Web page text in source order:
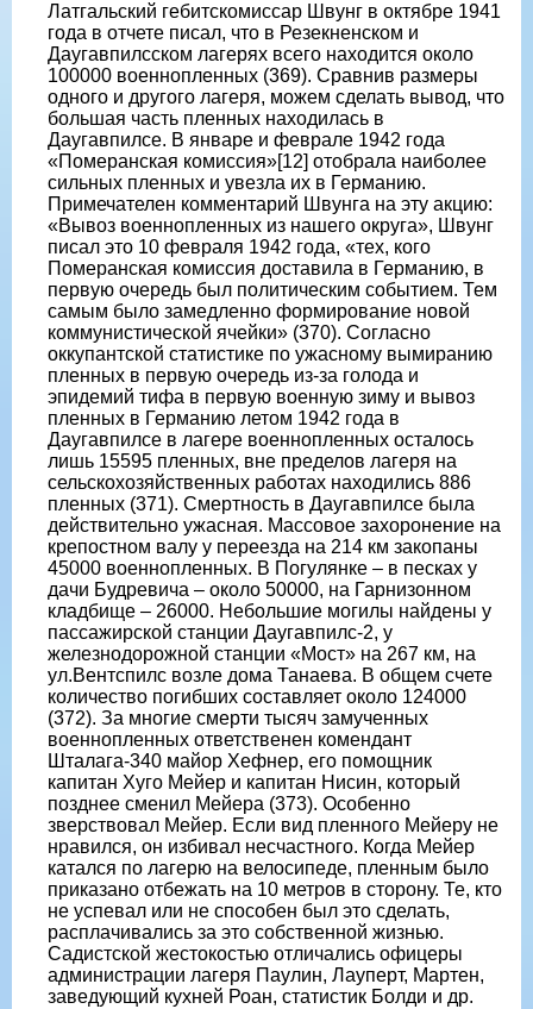
Латгальский гебитскомиссар Швунг в октябре 1941
года в отчете писал, что в Резекненском и
Даугавпилсском лагерях всего находится около
100000 военнопленных (369). Сравнив размеры
одного и другого лагеря, можем сделать вывод, что
большая часть пленных находилась в
Даугавпилсе. В январе и феврале 1942 года
«Померанская комиссия»[12] отобрала наиболее
сильных пленных и увезла их в Германию.
Примечателен комментарий Швунга на эту акцию:
«Вывоз военнопленных из нашего округа», Швунг
писал это 10 февраля 1942 года, «тех, кого
Померанская комиссия доставила в Германию, в
первую очередь был политическим событием. Тем
самым было замедленно формирование новой
коммунистической ячейки» (370). Согласно
оккупантской статистике по ужасному вымиранию
пленных в первую очередь из-за голода и
эпидемий тифа в первую военную зиму и вывоз
пленных в Германию летом 1942 года в
Даугавпилсе в лагере военнопленных осталось
лишь 15595 пленных, вне пределов лагеря на
сельскохозяйственных работах находились 886
пленных (371). Смертность в Даугавпилсе была
действительно ужасная. Массовое захоронение на
крепостном валу у переезда на 214 км закопаны
45000 военнопленных. В Погулянке – в песках у
дачи Будревича – около 50000, на Гарнизонном
кладбище – 26000. Небольшие могилы найдены у
пассажирской станции Даугавпилс-2, у
железнодорожной станции «Мост» на 267 км, на
ул.Вентспилс возле дома Танаева. В общем счете
количество погибших составляет около 124000
(372). За многие смерти тысяч замученных
военнопленных ответственен комендант
Шталага-340 майор Хефнер, его помощник
капитан Хуго Мейер и капитан Нисин, который
позднее сменил Мейера (373). Особенно
зверствовал Мейер. Если вид пленного Мейеру не
нравился, он избивал несчастного. Когда Мейер
катался по лагерю на велосипеде, пленным было
приказано отбежать на 10 метров в сторону. Те, кто
не успевал или не способен был это сделать,
расплачивались за это собственной жизнью.
Садистской жестокостью отличались офицеры
администрации лагеря Паулин, Лауперт, Мартен,
заведующий кухней Роан, статистик Болди и др.